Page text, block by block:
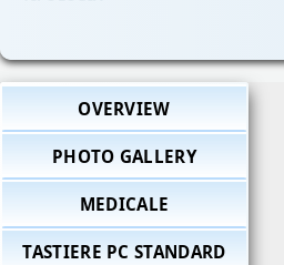
OVERVIEW
PHOTO GALLERY
MEDICALE
TASTIERE PC STANDARD